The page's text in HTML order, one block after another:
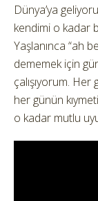
Dünya’ya
kendimi o kadar
Yaşlanınca “ah
dememek için
çalışıyorum.
her günün
o kadar mutlu